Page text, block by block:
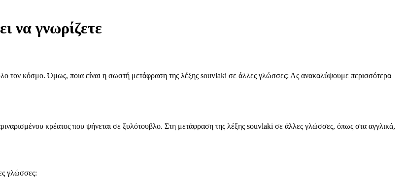
να γνωρίζετε
τον κόσμο. Όμως, ποια είναι η σωστή μετάφραση της λέξης souvlaki σε άλλες γλώσσες; Ας ανακαλύψουμε περισσότερα
κρέατος που ψήνεται σε ξυλότουβλο. Στη μετάφραση της λέξης souvlaki σε άλλες γλώσσες, όπως στα αγγλικά,
γλώσσες: